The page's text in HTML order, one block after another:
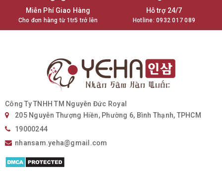
Miễn Phí Giao Hàng
Cho đơn hàng từ 1tr5 trở lên
Hỗ trợ 24/7
Hotline:0932 017 089
Công Ty TNHH TM Nguyên Đức Royal
205 Nguyễn Thượng Hiền, Phường 6, Bình Thạnh, TPHCM
19000244
nhansam.yeha@gmail.com